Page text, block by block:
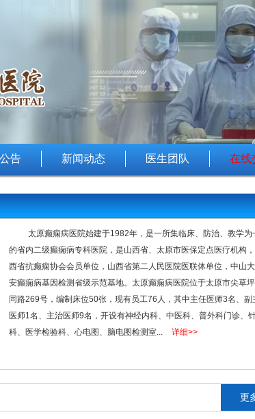
告 新闻动态 医生团队 在线
太原癫痫病医院始建于1982年，是一所集临床、防治、教学为
的省内二级癫痫病专科医院，是山西省、太原市医保定点医疗机构
西省抗癫痫协会会员单位，山西省第二人民医院医联体单位，中山
安癫痫病基因检测省级示范基地。太原癫痫病医院位于太原市尖草
同路269号，编制床位50张，现有员工76人，其中主任医师3名、副
医师1名、主治医师9名，开设有神经内科、中医科、普外科门诊、
科、医学检验科、心电图、脑电图检测室...
详细>>
更